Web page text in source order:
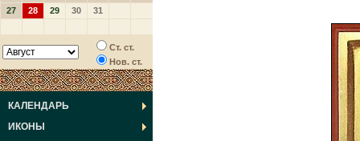
27
28 29 30 31
Ст. ст.
Нов. ст.
КАЛЕНДАРЬ
ИКОНЫ